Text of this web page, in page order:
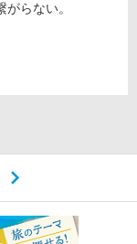
らない。